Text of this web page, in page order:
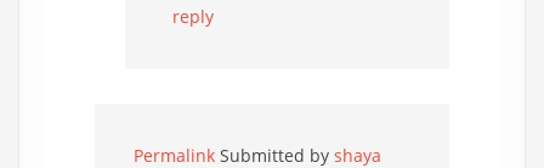
reply
Permalink Submitted by shaya